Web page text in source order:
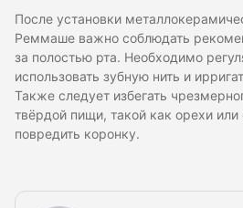
После установки
Реммаше важно соблюдать
за полостью рта. Необходимо
использовать зубную нить и
Также следует избегать
твёрдой пищи, такой как орехи или
повредить коронку.